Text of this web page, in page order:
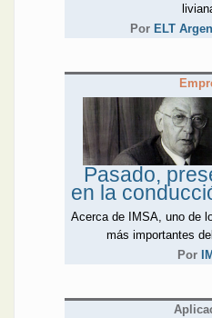
Por ELT
Pasado,
en la
Acerca de IMSA, uno de
más importantes
Por